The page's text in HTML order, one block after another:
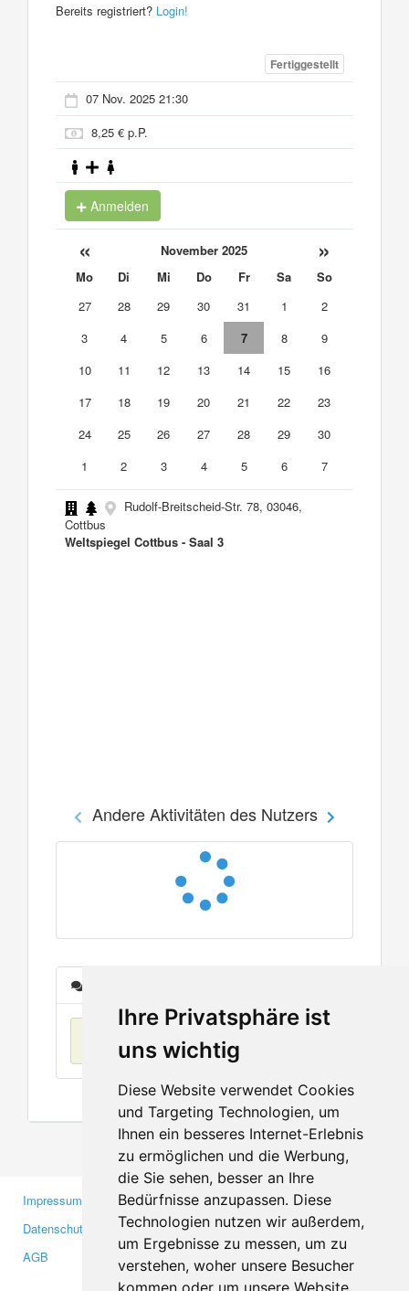
Ihre Privatsphäre ist
uns wichtig
Diese Website verwendet Cookies
und Targeting Technologien, um
Ihnen ein besseres Internet-Erlebnis
zu ermöglichen und die Werbung,
die Sie sehen, besser an Ihre
Bedürfnisse anzupassen. Diese
Technologien nutzen wir außerdem,
um Ergebnisse zu messen, um zu
verstehen, woher unsere Besucher
kommen oder um unsere Website
Bereits registriert? Login!
Fertiggestellt
07 Nov. 2025 21:30
8,25 € p.P.
Anmelden
« November 2025 »
Mo Di Mi Do Fr Sa
So
27
28 29 30 31 1
2
3
4 5 6 7 8
9
10
11 12 13 14 15
16
17
18 19 20 21 22
23
24
25 26 27 28 29
30
1
2 3 4 5 6 7
Rudolf-Breitscheid-Str. 78, 03046,
Cottbus
Weltspiegel Cottbus - Saal 3
Andere Aktivitäten des Nutzers
Keine Einträge
Impressum
Datenschutzerklärung
AGB
Gewerbetreibende
Investoren
Medien